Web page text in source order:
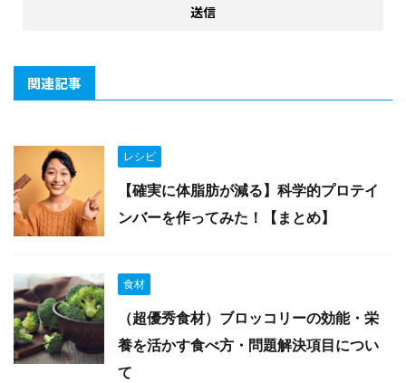
関連記事
レシピ
【確実に体脂肪が減る】科学的プロテイ
ンバーを作ってみた！【まとめ】
食材
（超優秀食材）ブロッコリーの効能・栄
養を活かす食べ方・問題解決項目につい
て